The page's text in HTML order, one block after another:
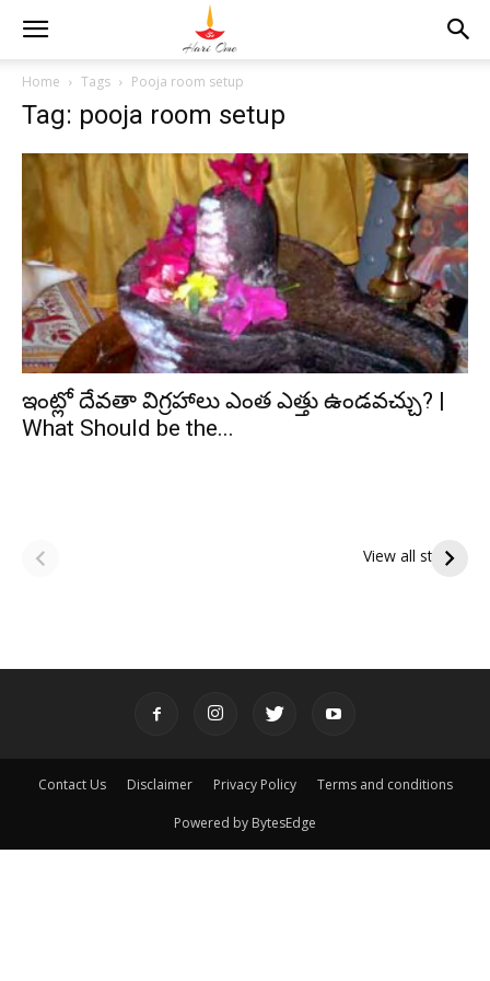
Home Tags Pooja room setup
Tag: pooja room setup
ఇంట్లో దేవతా విగ్రహాలు ఎంత ఎత్తు ఉండవచ్చు? |
What Should be the...
View all stories
పితృదేవతల ఆశీర్వాదం
ఇంద్రకీలాద్రి గిరి ప్రదక్షిణ
Contact Us Disclaimer Privacy Policy Terms and conditions
Powered by BytesEdge